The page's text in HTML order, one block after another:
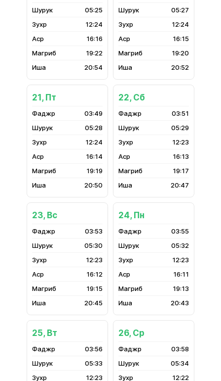
05:25
12:24
16:16
19:22
20:54
05:27
12:24
16:15
19:20
20:52
21, Пт
03:49
05:28
12:24
16:14
19:19
20:50
22, Сб
03:51
05:29
12:23
16:13
19:17
20:47
23, Вс
03:53
05:30
12:23
16:12
19:15
20:45
24, Пн
03:55
05:32
12:23
16:11
19:13
20:43
25, Вт
03:56
05:33
12:23
26, Ср
03:58
05:34
12:22